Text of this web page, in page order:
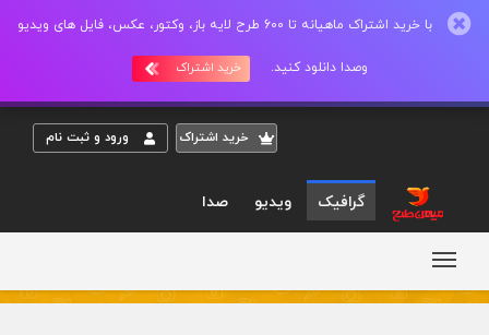
با خرید اشتراک ماهیانه تا 600 طرح لایه باز، وکتور، عکس، فایل های ویدیو
وصدا دانلود کنید. خرید اشتراک
خريد اشتراک ورود و ثبت نام
گرافیک ویدیو صدا